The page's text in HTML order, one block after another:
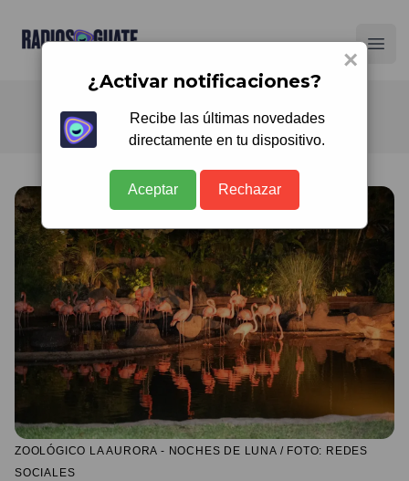
Radios Guate
ZOOLÓGICO LA AURORA - NOCHES DE LUNA / FOTO: REDES
SOCIALES
×
¿Activar notificaciones?
Recibe las últimas novedades
directamente en tu dispositivo.
Aceptar Rechazar